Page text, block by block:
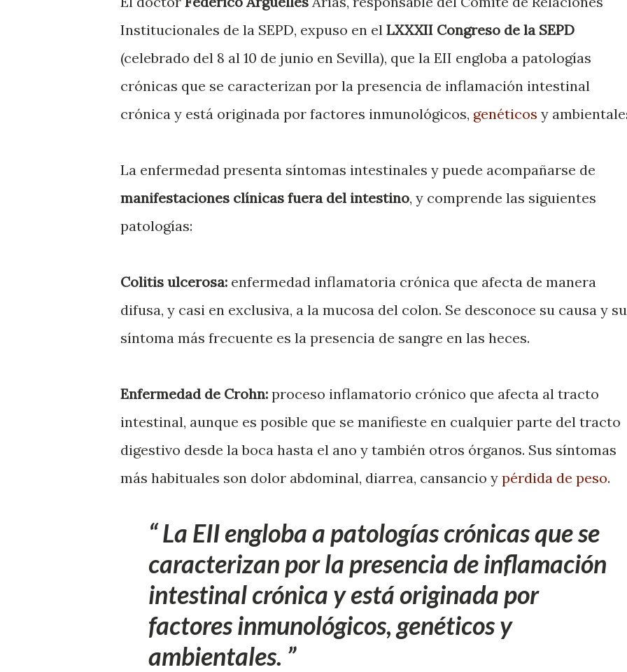
Institucionales de la SEPD, expuso en el LXXXII Congreso de la SEPD
(celebrado del 8 al 10 de junio en Sevilla), que la EII engloba a patologías
crónicas que se caracterizan por la presencia de inflamación intestinal
crónica y está originada por factores inmunológicos, genéticos y
La enfermedad presenta síntomas intestinales y puede acompañarse de
manifestaciones clínicas fuera del intestino, y comprende las siguientes
patologías:
Colitis ulcerosa: enfermedad inflamatoria crónica que afecta de manera
difusa, y casi en exclusiva, a la mucosa del colon. Se desconoce su causa y su
síntoma más frecuente es la presencia de sangre en las heces.
Enfermedad de Crohn: proceso inflamatorio crónico que afecta al tracto
intestinal, aunque es posible que se manifieste en cualquier parte del tracto
digestivo desde la boca hasta el ano y también otros órganos. Sus síntomas
más habituales son dolor abdominal, diarrea, cansancio y pérdida de peso.
La EII engloba a patologías crónicas que se
caracterizan por la presencia de inflamación
intestinal crónica y está originada por
factores inmunológicos, genéticos y
ambientales.